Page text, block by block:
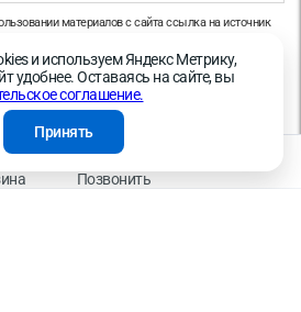
Позвонить
материалов с сайта ссылка на источник
согласие на использование сайтом cookies и
в целях функционирования сайта, проведения
улучшения сервиса и предоставления
на основе ваших предпочтений и интересов.
рекомендательные технологии —
технологий
и используем Яндекс Метрику,
удобнее. Оставаясь на сайте, вы
соглашение.
Принять